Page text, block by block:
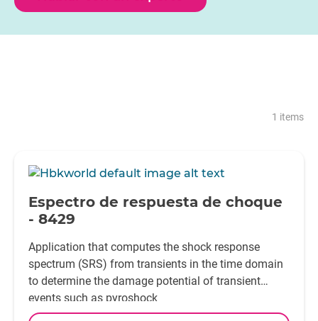
1 items
-
Espectro de respuesta de choque
- 8429
Application that computes the shock response
spectrum (SRS) from transients in the time domain
to determine the damage potential of transient
events such as pyroshock